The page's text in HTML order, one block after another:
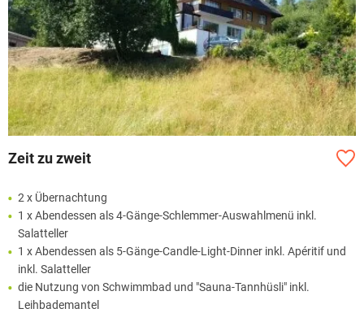
Zeit zu zweit
2 x Übernachtung
1 x Abendessen als 4-Gänge-Schlemmer-Auswahlmenü inkl.
Salatteller
1 x Abendessen als 5-Gänge-Candle-Light-Dinner inkl. Apéritif und
inkl. Salatteller
die Nutzung von Schwimmbad und "Sauna-Tannhüsli" inkl.
Leihbademantel